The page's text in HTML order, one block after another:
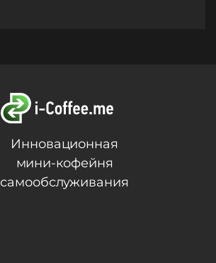
Инновационная
мини-кофейня
самообслуживания